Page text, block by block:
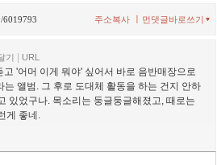
6019793 먼댓글바로쓰기
주소복사
기 URL
'어머 이게 뭐야' 싶어서 바로 음반매장으로
앨범. 그 후로 도대체 활동을 하는 건지 안하
있었구나. 목소리는 둥글둥글해졌고, 때로는
게 좋네.